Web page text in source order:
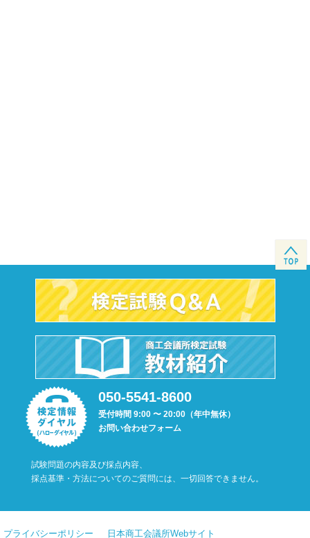
050-5541-8600
受付時間 9:00 〜 20:00（年中無休）
お問い合わせフォーム
試験問題の内容及び採点内容、
採点基準・方法についてのご質問には、一切回答できません。
プライバシーポリシー 日本商工会議所Webサイト